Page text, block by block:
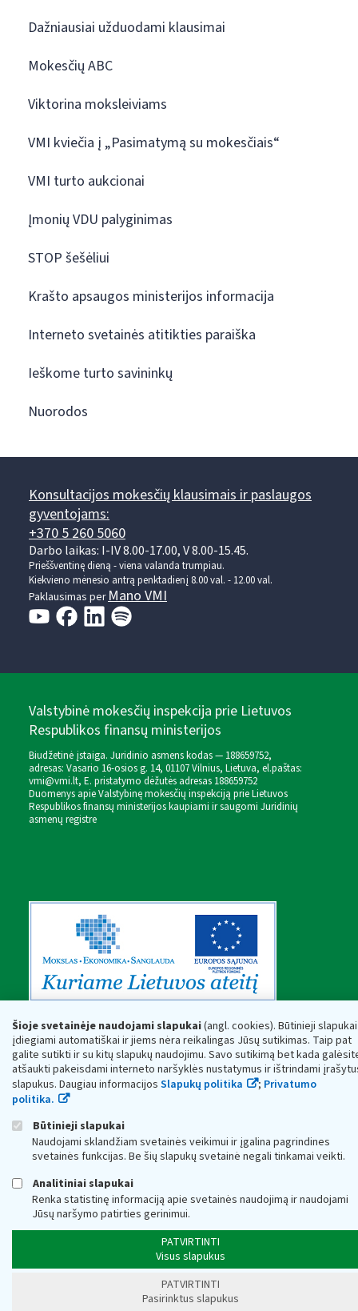
Šioje svetainėje naudojami slapukai(angl. cookies). Būtinieji slapukai
įdiegiami automatiškai ir jiems nėra reikalingas Jūsų sutikimas. Taip pat
galite sutikti ir su kitų slapukų naudojimu. Savo sutikimą bet kada
atšaukti pakeisdami interneto naršyklės nustatymus ir ištrindami
slapukus. Daugiau informacijos Slapukų politika ; Privatumo
politika.
Būtinieji slapukai
Naudojami sklandžiam svetainės veikimui ir įgalina pagrindines
svetainės funkcijas. Be šių slapukų svetainė negali tinkamai veikti.
Analitiniai slapukai
Renka statistinę informaciją apie svetainės naudojimą ir naudojami
Jūsų naršymo patirties gerinimui.
PATVIRTINTI
Visus slapukus
PATVIRTINTI
Pasirinktus slapukus
Dažniausiai užduodami klausimai
Mokesčių ABC
Viktorina moksleiviams
VMI kviečia į „Pasimatymą su mokesčiais“
VMI turto aukcionai
Įmonių VDU palyginimas
STOP šešėliui
Krašto apsaugos ministerijos informacija
Interneto svetainės atitikties paraiška
Ieškome turto savininkų
Nuorodos
Konsultacijos mokesčių klausimais ir paslaugos
gyventojams:
+370 5 260 5060
Darbo laikas: I-IV 8.00-17.00, V 8.00-15.45.
Prieššventinę dieną - viena valanda trumpiau.
Kiekvieno mėnesio antrą penktadienį 8.00 val. - 12.00 val.
Paklausimas perMano VMI
Valstybinė mokesčių inspekcija prie Lietuvos
Respublikos finansų ministerijos
Biudžetinė įstaiga. Juridinio asmens kodas — 188659752,
adresas: Vasario 16-osios g. 14, 01107 Vilnius, Lietuva, el.paštas:
vmi@vmi.lt, E. pristatymo dėžutės adresas 188659752
Duomenys apie Valstybinę mokesčių inspekciją prie Lietuvos
Respublikos finansų ministerijos kaupiami ir saugomi Juridinių
asmenų registre